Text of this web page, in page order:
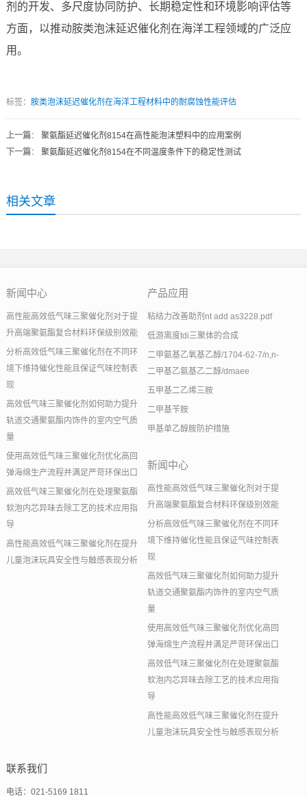
剂的开发、多尺度协同防护、长期稳定性和环境影响评估等
方面，以推动胺类泡沫延迟催化剂在海洋工程领域的广泛应
用。
标签： 胺类泡沫延迟催化剂在海洋工程材料中的耐腐蚀性能评估
上一篇： 聚氨酯延迟催化剂8154在高性能泡沫塑料中的应用案例
下一篇： 聚氨酯延迟催化剂8154在不同温度条件下的稳定性测试
相关文章
新闻中心
高性能高效低气味三聚催化剂对于提
升高端聚氨酯复合材料环保级别效能
分析高效低气味三聚催化剂在不同环
境下维持催化性能且保证气味控制表
现
高效低气味三聚催化剂如何助力提升
轨道交通聚氨酯内饰件的室内空气质
量
使用高效低气味三聚催化剂优化高回
弹海绵生产流程并满足严苛环保出口
高效低气味三聚催化剂在处理聚氨酯
软泡内芯异味去除工艺的技术应用指
导
高性能高效低气味三聚催化剂在提升
儿童泡沫玩具安全性与触感表现分析
产品应用
粘结力改善助剂nt add as3228.pdf
低游离度tdi三聚体的合成
二甲氨基乙氧基乙醇/1704-62-7/n,n-
二甲基乙氨基乙二醇/dmaee
五甲基二乙烯三胺
二甲基苄胺
甲基单乙醇胺防护措施
新闻中心
高性能高效低气味三聚催化剂对于提
升高端聚氨酯复合材料环保级别效能
分析高效低气味三聚催化剂在不同环
境下维持催化性能且保证气味控制表
现
高效低气味三聚催化剂如何助力提升
轨道交通聚氨酯内饰件的室内空气质
量
使用高效低气味三聚催化剂优化高回
弹海绵生产流程并满足严苛环保出口
高效低气味三聚催化剂在处理聚氨酯
软泡内芯异味去除工艺的技术应用指
导
高性能高效低气味三聚催化剂在提升
儿童泡沫玩具安全性与触感表现分析
联系我们
电话：021-5169 1811